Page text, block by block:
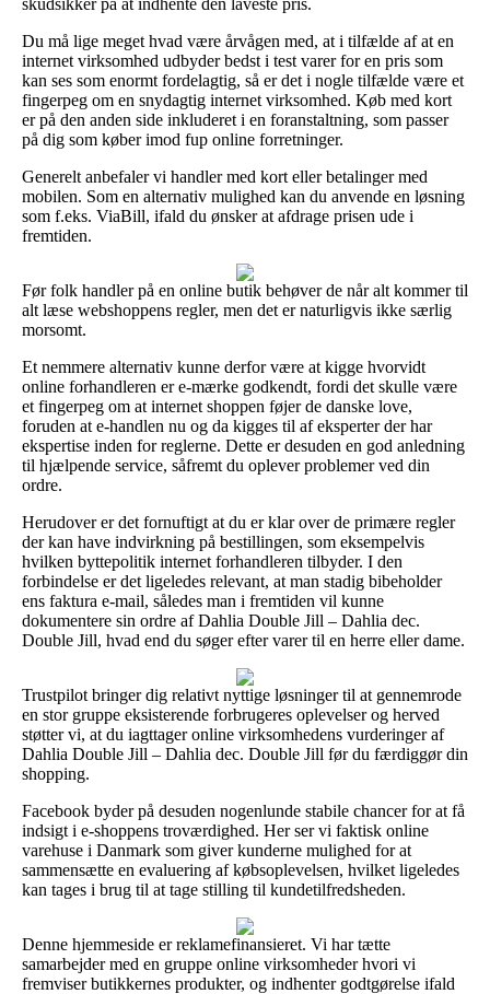
Du må lige meget hvad være årvågen med, at i tilfælde af at en
internet virksomhed udbyder bedst i test varer for en pris som
kan ses som enormt fordelagtig, så er det i nogle tilfælde være et
fingerpeg om en snydagtig internet virksomhed. Køb med kort
er på den anden side inkluderet i en foranstaltning, som passer
på dig som køber imod fup online forretninger.
Generelt anbefaler vi handler med kort eller betalinger med
mobilen. Som en alternativ mulighed kan du anvende en løsning
som f.eks. ViaBill, ifald du ønsker at afdrage prisen ude i
fremtiden.
Før folk handler på en online butik behøver de når alt kommer til
alt læse webshoppens regler, men det er naturligvis ikke særlig
morsomt.
Et nemmere alternativ kunne derfor være at kigge hvorvidt
online forhandleren er e-mærke godkendt, fordi det skulle være
et fingerpeg om at internet shoppen føjer de danske love,
foruden at e-handlen nu og da kigges til af eksperter der har
ekspertise inden for reglerne. Dette er desuden en god anledning
til hjælpende service, såfremt du oplever problemer ved din
ordre.
Herudover er det fornuftigt at du er klar over de primære regler
der kan have indvirkning på bestillingen, som eksempelvis
hvilken byttepolitik internet forhandleren tilbyder. I den
forbindelse er det ligeledes relevant, at man stadig bibeholder
ens faktura e-mail, således man i fremtiden vil kunne
dokumentere sin ordre af Dahlia Double Jill – Dahlia dec.
Double Jill, hvad end du søger efter varer til en herre eller dame.
Trustpilot bringer dig relativt nyttige løsninger til at gennemrode
en stor gruppe eksisterende forbrugeres oplevelser og herved
støtter vi, at du iagttager online virksomhedens vurderinger af
Dahlia Double Jill – Dahlia dec. Double Jill før du færdiggør din
shopping.
Facebook byder på desuden nogenlunde stabile chancer for at få
indsigt i e-shoppens troværdighed. Her ser vi faktisk online
varehuse i Danmark som giver kunderne mulighed for at
sammensætte en evaluering af købsoplevelsen, hvilket ligeledes
kan tages i brug til at tage stilling til kundetilfredsheden.
Denne hjemmeside er reklamefinansieret. Vi har tætte
samarbejder med en gruppe online virksomheder hvori vi
fremviser butikkernes produkter, og indhenter godtgørelse ifald